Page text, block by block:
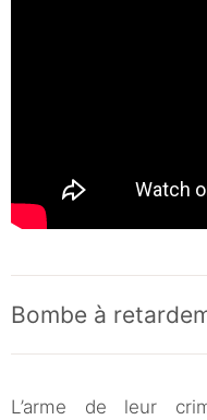
Bombe à
L’arme de leur